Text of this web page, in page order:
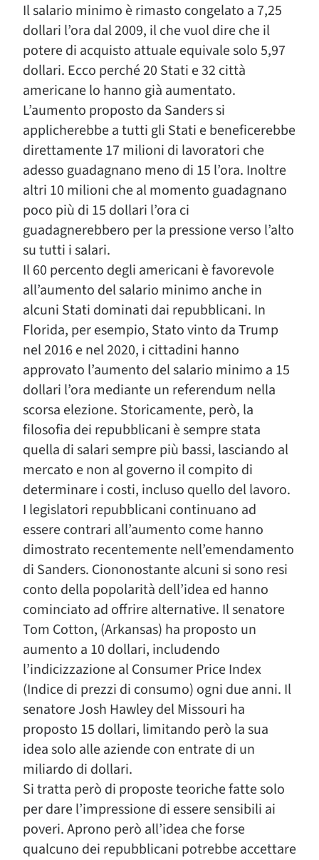
Il salario minimo è rimasto congelato a 7,25
dollari l’ora dal 2009, il che vuol dire che il
potere di acquisto attuale equivale solo 5,97
dollari. Ecco perché 20 Stati e 32 città
americane lo hanno già aumentato.
L’aumento proposto da Sanders si
applicherebbe a tutti gli Stati e beneficerebbe
direttamente 17 milioni di lavoratori che
adesso guadagnano meno di 15 l’ora. Inoltre
altri 10 milioni che al momento guadagnano
poco più di 15 dollari l’ora ci
guadagnerebbero per la pressione verso l’alto
su tutti i salari.
Il 60 percento degli americani è favorevole
all’aumento del salario minimo anche in
alcuni Stati dominati dai repubblicani. In
Florida, per esempio, Stato vinto da Trump
nel 2016 e nel 2020, i cittadini hanno
approvato l’aumento del salario minimo a 15
dollari l’ora mediante un referendum nella
scorsa elezione. Storicamente, però, la
filosofia dei repubblicani è sempre stata
quella di salari sempre più bassi, lasciando al
mercato e non al governo il compito di
determinare i costi, incluso quello del lavoro.
I legislatori repubblicani continuano ad
essere contrari all’aumento come hanno
dimostrato recentemente nell’emendamento
di Sanders. Ciononostante alcuni si sono resi
conto della popolarità dell’idea ed hanno
cominciato ad offrire alternative. Il senatore
Tom Cotton, (Arkansas) ha proposto un
aumento a 10 dollari, includendo
l’indicizzazione al Consumer Price Index
(Indice di prezzi di consumo) ogni due anni. Il
senatore Josh Hawley del Missouri ha
proposto 15 dollari, limitando però la sua
idea solo alle aziende con entrate di un
miliardo di dollari.
Si tratta però di proposte teoriche fatte solo
per dare l’impressione di essere sensibili ai
poveri. Aprono però all’idea che forse
qualcuno dei repubblicani potrebbe accettare